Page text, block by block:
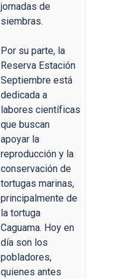
jornadas de
siembras.
Por su parte, la
Reserva Estación
Septiembre está
dedicada a
labores científicas
que buscan
apoyar la
reproducción y la
conservación de
tortugas marinas,
principalmente de
la tortuga
Caguama. Hoy en
día son los
pobladores,
quienes antes